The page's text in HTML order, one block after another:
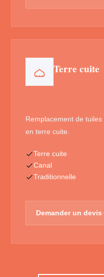
Terre cuite
Remplacement de
en terre cuite.
Terre cuite
Canal
Traditionnelle
Demander un devis